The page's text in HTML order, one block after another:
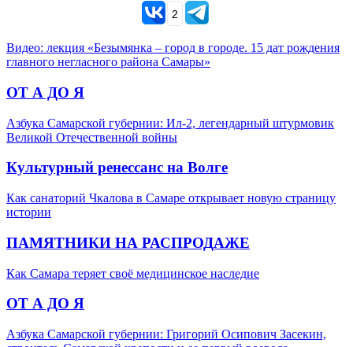
2
Видео: лекция «Безымянка – город в городе. 15 дат рождения
главного негласного района Самары»
ОТ А ДО Я
Азбука Самарской губернии: Ил-2, легендарный штурмовик
Великой Отечественной войны
Культурный ренессанс на Волге
Как санаторий Чкалова в Самаре открывает новую страницу
истории
ПАМЯТНИКИ НА РАСПРОДАЖЕ
Как Самара теряет своё медицинское наследие
ОТ А ДО Я
Азбука Самарской губернии: Григорий Осипович Засекин,